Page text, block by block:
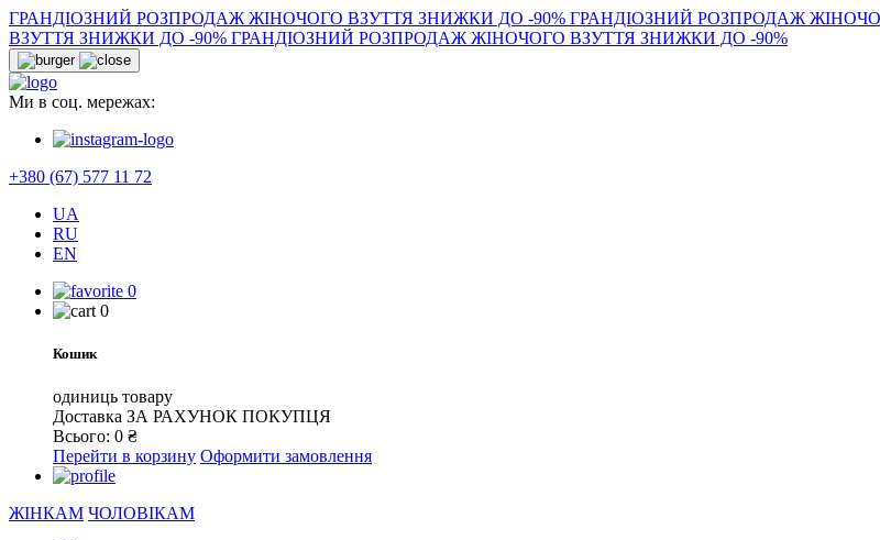
ГРАНДІОЗНИЙ РОЗПРОДАЖ ЖІНОЧОГО ВЗУТТЯ ЗНИЖКИ ДО -90% ГРАНДІОЗНИЙ РОЗПРОДАЖ
ВЗУТТЯ ЗНИЖКИ ДО -90% ГРАНДІОЗНИЙ РОЗПРОДАЖ ЖІНОЧОГО ВЗУТТЯ ЗНИЖКИ ДО -90%
Ми в соц. мережах:
+380 (67) 577 11 72
UA
RU
EN
0
0
Кошик
одиниць товару
Доставка ЗА РАХУНОК ПОКУПЦЯ
Всього: 0 ₴
Перейти в корзину Оформити замовлення
ЖІНКАМ ЧОЛОВІКАМ